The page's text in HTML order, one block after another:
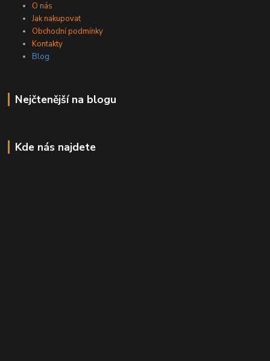
O nás
Jak nakupovat
Obchodní podmínky
Kontakty
Blog
Nejčtenější na blogu
Kde nás najdete